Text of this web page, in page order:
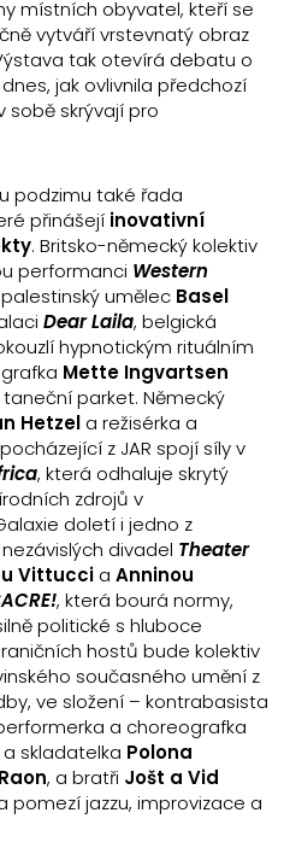
místních obyvatel, kteří se
vytváří vrstevnatý obraz
tak otevírá debatu o
jak ovlivnila předchozí
sobě skrývají pro
podzimu také řada
přinášejí inovativní
. Britsko-německý kolektiv
performanci Western
umělec Basel
Dear Laila, belgická
hypnotickým rituálním
Mette Ingvartsen
parket. Německý
Hetzel a režisérka a
pocházející z JAR spojí síly v
, která odhaluje skrytý
zdrojů v
doletí i jedno z
divadel Theater
Vittucci a Anninou
, která bourá normy,
politické s hluboce
hostů bude kolektiv
současného umění z
ve složení – kontrabasista
a choreografka
skladatelka Polona
, a bratři Jošt a Vid
pomezí jazzu, improvizace a